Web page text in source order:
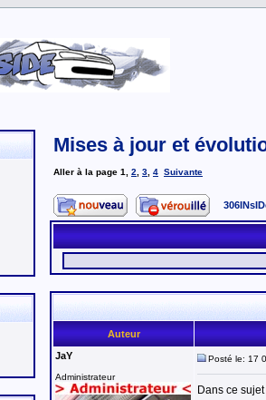
Mises à jour et
Aller à la page 1 2 3 4 Suivante
Auteur
JaY
Administrateur
Posté le: 17
Dans ce